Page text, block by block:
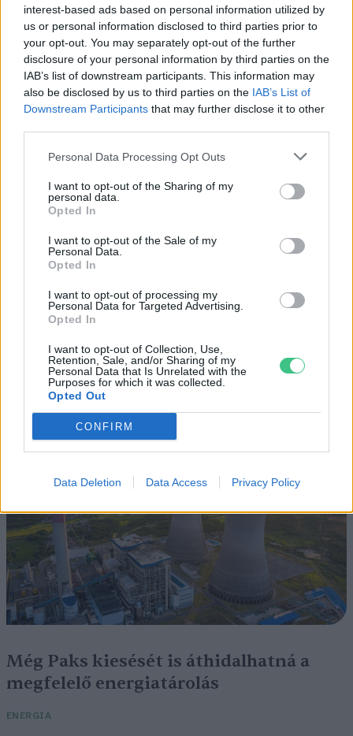
interest-based ads based on personal information utilized by
us or personal information disclosed to third parties prior to
your opt-out. You may separately opt-out of the further
disclosure of your personal information by third parties on the
IAB’s list of downstream participants. This information may
also be disclosed by us to third parties on the IAB’s List of
Downstream Participants that may further disclose it to other
Personal Data Processing Opt Outs
I want to opt-out of the Sharing of my
personal data.
Opted In
I want to opt-out of the Sale of my
Personal Data.
Opted In
I want to opt-out of processing my
Personal Data for Targeted Advertising.
Opted In
I want to opt-out of Collection, Use,
Retention, Sale, and/or Sharing of my
Personal Data that Is Unrelated with the
Purposes for which it was collected.
Opted Out
CONFIRM
Data Deletion Data Access Privacy Policy
Szöllősi Gáborral, a Gardenfutura ügyvezetőjével beszélgettünk.
Történelmi aszály sújtja Nagy-
SZEMLE
Elképesztő felvétel mutatja meg,
mekkora a különbség az áradó és a
kiszáradó Duna között
ÉLŐ BOLYGÓNK
Még Paks kiesését is áthidalhatná a
megfelelő energiatárolás
ENERGIA